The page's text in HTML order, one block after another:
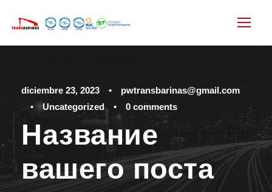
diciembre 23, 2023 •
pwtransbarinas@gmail.com
•
Uncategorized • 0 comments
Название
вашего поста